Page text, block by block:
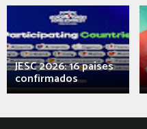
JESC 2026: 16 países
confirmados